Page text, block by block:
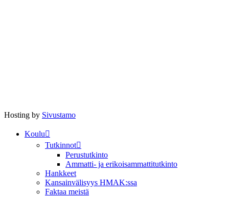
Hosting by Sivustamo
Koulu
Tutkinnot
Perustutkinto
Ammatti- ja erikoisammattitutkinto
Hankkeet
Kansainvälisyys HMAK:ssa
Faktaa meistä